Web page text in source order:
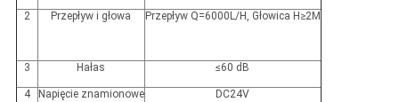
2 Przepływ i głowa Przepływ Q=6000L/H, Głowica H≥2M
3 Hałas ≤60 dB
4 Napięcie znamionowe DC24V